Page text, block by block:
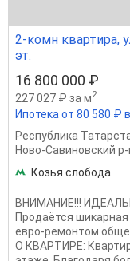
2-комн квартира,
эт.
16 800 000 ₽
227 027 ₽ за м2
Ипотека от 80 580 ₽
Республика
Ново-Савиновский р-
Козья слобода
ВНИМАНИЕ!!!
Продаётся
евро-ремонтом
О КВАРТИРЕ: